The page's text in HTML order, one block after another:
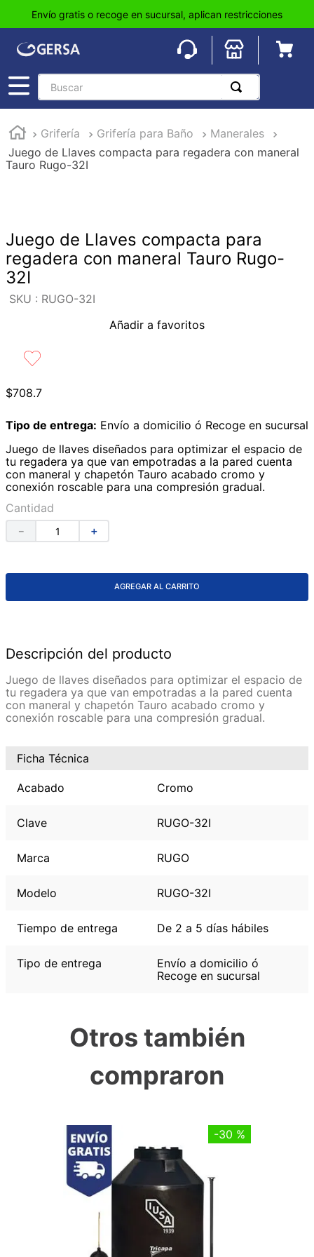
Envío gratis o recoge en sucursal, aplican restricciones
Buscar
Grifería Grifería para Baño
Manerales
Juego de Llaves compacta para regadera con maneral
Tauro Rugo-32I
Juego de Llaves compacta para
regadera con maneral Tauro Rugo-
32I
: RUGO-32I
Añadir a favoritos
$708.7
Tipo de entrega: Envío a domicilio ó Recoge en sucursal
Juego de llaves diseñados para optimizar el espacio de
tu regadera ya que van empotradas a la pared cuenta
con maneral y chapetón Tauro acabado cromo y
conexión roscable para una compresión gradual.
Cantidad
＋
－
AGREGAR AL CARRITO
Descripción del producto
Juego de llaves diseñados para optimizar el espacio de
tu regadera ya que van empotradas a la pared cuenta
con maneral y chapetón Tauro acabado cromo y
conexión roscable para una compresión gradual.
Ficha Técnica
Acabado Cromo
Clave RUGO-32I
Marca RUGO
Modelo RUGO-32I
Tiempo de entrega De 2 a 5 días hábiles
Tipo de entrega
Envío a domicilio ó
Recoge en sucursal
Otros también
compraron
-30 %
1.
pisos
2.
loseta
.
lavabo
6.
wc